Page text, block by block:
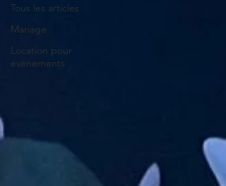
Tous les articles
Mariage
Location pour
événements